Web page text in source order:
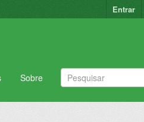
Entrar
Sobre